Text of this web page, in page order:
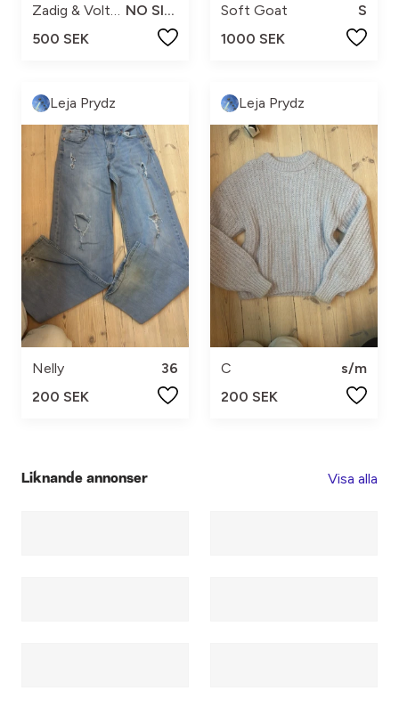
NO SIZE
500 SEK
Soft Goat
S
1000 SEK
Leja Prydz
Nelly
36
200 SEK
Leja Prydz
C
s/m
200 SEK
Liknande annonser Visa alla